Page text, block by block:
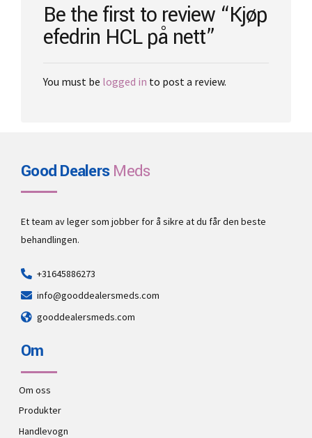
product
page
Be the first to review “Kjøp
efedrin HCL på nett”
You must be logged in to post a review.
Good DealersMeds
Et team av leger som jobber for å sikre at du får den beste
behandlingen.
+31645886273
info@gooddealersmeds.com
gooddealersmeds.com
Om
Om oss
Produkter
Handlevogn